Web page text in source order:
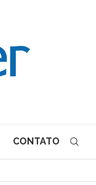
CONTATO